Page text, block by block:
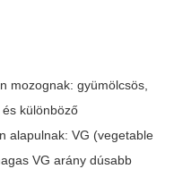
mozognak: gyümölcsös,
különböző
alapulnak: VG (vegetable
VG arány dúsabb